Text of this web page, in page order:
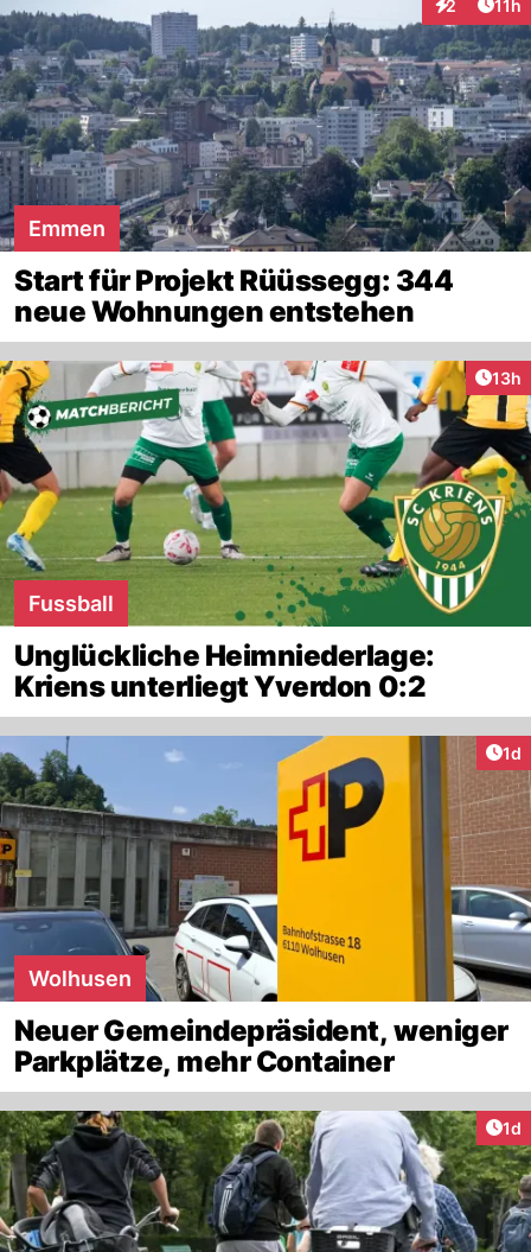
2 11h
Emmen
Start für Projekt Rüüssegg: 344
neue Wohnungen entstehen
13h
Fussball
Unglückliche Heimniederlage:
Kriens unterliegt Yverdon 0:2
1d
Wolhusen
Neuer Gemeindepräsident, weniger
Parkplätze, mehr Container
1d